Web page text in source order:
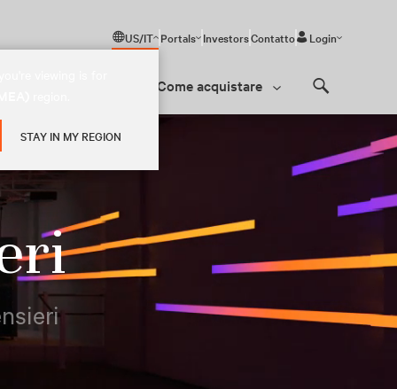
US/IT
STAY IN MY REGION
Portals InvestorsContatto Login
Come acquistare